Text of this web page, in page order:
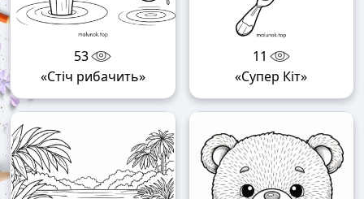
53
«Стіч рибачить»
11
«Супер Кіт»